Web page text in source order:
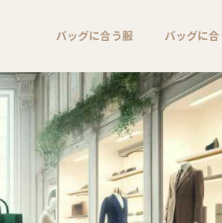
バッグに合う服 バッグに